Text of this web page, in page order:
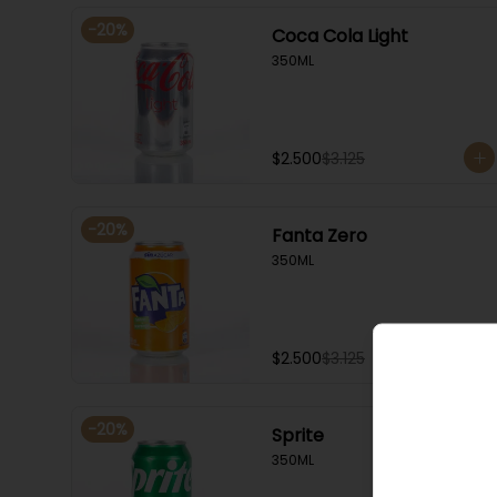
-20% Coca Cola Light
350ML
$2.500$3.125
-20% Fanta Zero
350ML
$2.500$3.125
-20% Sprite
350ML